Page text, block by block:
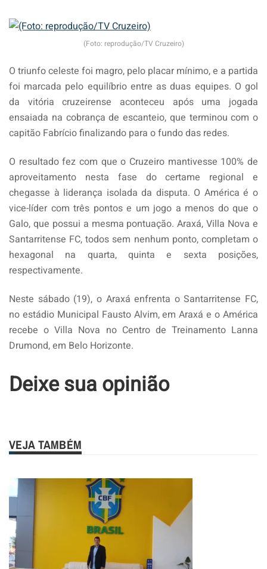
(Foto: reprodução/TV Cruzeiro)
O triunfo celeste foi magro, pelo placar mínimo, e a partida
foi marcada pelo equilíbrio entre as duas equipes. O gol
da vitória cruzeirense aconteceu após uma jogada
ensaiada na cobrança de escanteio, que terminou com o
capitão Fabrício finalizando para o fundo das redes.
O resultado fez com que o Cruzeiro mantivesse 100% de
aproveitamento nesta fase do certame regional e
chegasse à liderança isolada da disputa. O América é o
vice-líder com três pontos e um jogo a menos do que o
Galo, que possui a mesma pontuação. Araxá, Villa Nova e
Santarritense FC, todos sem nenhum ponto, completam o
hexagonal na quarta, quinta e sexta posições,
respectivamente.
Neste sábado (19), o Araxá enfrenta o Santarritense FC,
no estádio Municipal Fausto Alvim, em Araxá e o América
recebe o Villa Nova no Centro de Treinamento Lanna
Drumond, em Belo Horizonte.
Deixe sua opinião
VEJA TAMBÉM